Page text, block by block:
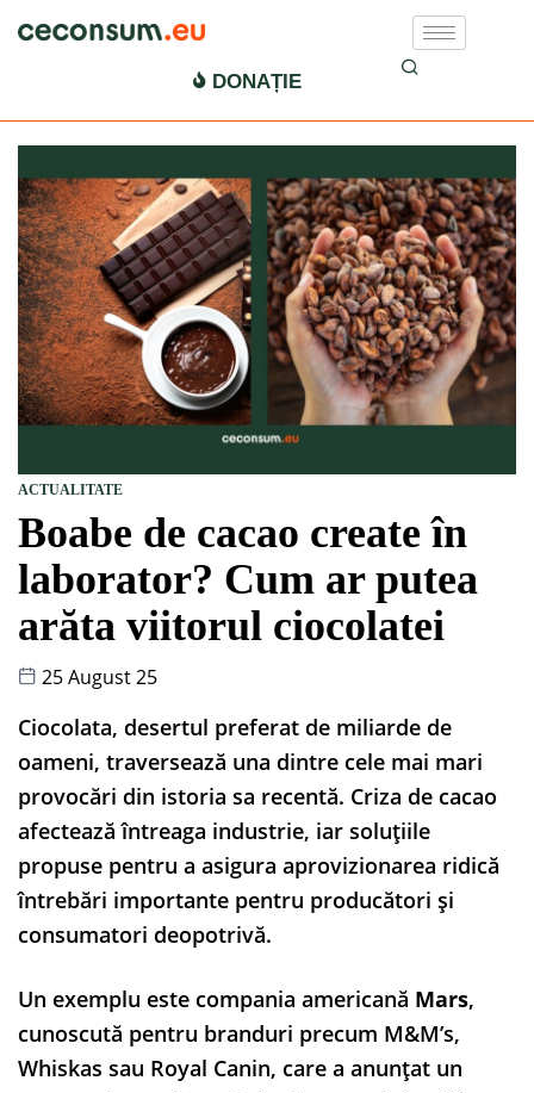
DONAȚIE
ACTUALITATE
Boabe de cacao create în
laborator? Cum ar putea
arăta viitorul ciocolatei
25 August 25
Ciocolata, desertul preferat de miliarde de
oameni, traversează una dintre cele mai mari
provocări din istoria sa recentă. Criza de cacao
afectează întreaga industrie, iar soluțiile
propuse pentru a asigura aprovizionarea ridică
întrebări importante pentru producători și
consumatori deopotrivă.
Un exemplu este compania americană Mars,
cunoscută pentru branduri precum M&M’s,
Whiskas sau Royal Canin, care a anunțat un